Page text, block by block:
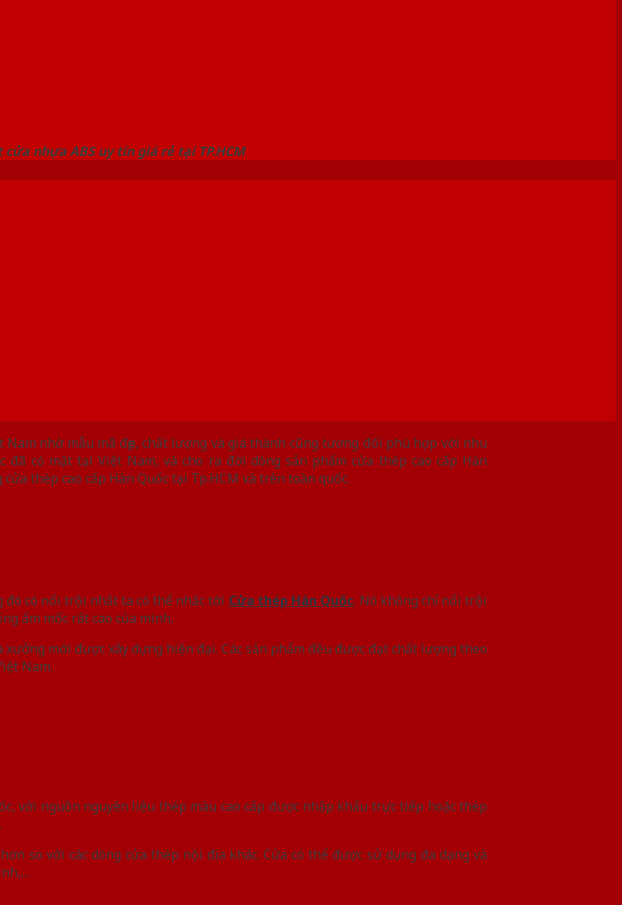
nhựa ABS uy tín giá rẻ tại TP.HCM
nhờ mẫu mã đẹp, chất lượng và giá thành cũng tương đối phù hợp với nhu
đã có mặt tại Việt Nam, và cho ra đời dòng sản phẩm cửa thép cao cấp Hàn
thép cao cấp Hàn Quốc tại Tp.HCM và trên toàn quốc.
có nổi trội nhất ta có thể nhắc tới Cửa thép Hàn Quốc. Nó không chỉ nổi trội
ẩm mốc rất cao của mình.
mới được xây dựng hiện đại. Các sản phẩm đều được đạt chất lượng theo
Nam.
với nguồn nguyên liệu thép màu cao cấp được nhập khẩu trực tiếp hoặc thép
so với các dòng cửa thép nội địa khác. Cửa có thể được sử dụng đa dạng và